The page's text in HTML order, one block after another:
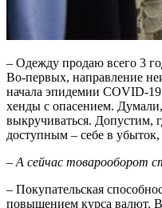
– Одежду продаю всего 3
Во-первых, направление
начала эпидемии COVID-
хенды с опасением.
выкручиваться. Допустим,
доступным – себе в
– А сейчас товарооборот
– Покупательская
повышением курса валют.